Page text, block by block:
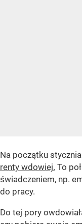
Na początku
renty wdowiej. To
świadczeniem, np.
do pracy.
Do tej pory